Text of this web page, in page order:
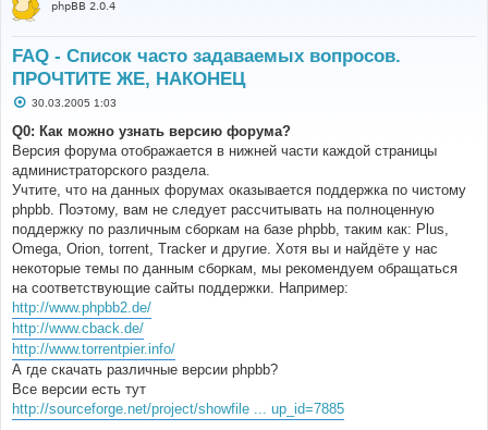
phpBB 2.0.4
FAQ - Список часто задаваемых вопросов.
ПРОЧТИТЕ ЖЕ, НАКОНЕЦ
С
о
б
щ
е
н
и
е
30.03.2005 1:03
Q0: Как можно узнать версию форума?
Версия форума отображается в нижней части каждой страницы
администраторского раздела.
Учтите, что на данных форумах оказывается поддержка по чистому
phpbb. Поэтому, вам не следует рассчитывать на полноценную
поддержку по различным сборкам на базе phpbb, таким как: Plus,
Omega, Orion, torrent, Tracker и другие. Хотя вы и найдёте у нас
некоторые темы по данным сборкам, мы рекомендуем обращаться
на соответствующие сайты поддержки. Например:
http://www.phpbb2.de/
http://www.cback.de/
http://www.torrentpier.info/
А где скачать различные версии phpbb?
Все версии есть тут
http://sourceforge.net/project/showfile ... up_id=7885